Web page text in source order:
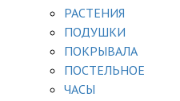
РАСТЕНИЯ
ПОДУШКИ
ПОКРЫВАЛА
ПОСТЕЛЬНОЕ
ЧАСЫ